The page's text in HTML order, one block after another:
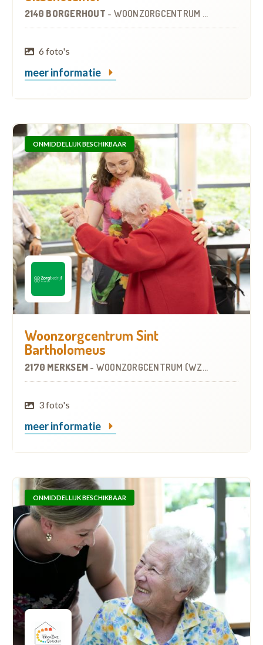
2140 BORGERHOUT - WOONZORGCENTRUM (WZC)
6 foto's
meer informatie
ONMIDDELLIJK BESCHIKBAAR
Woonzorgcentrum Sint
Bartholomeus
2170 MERKSEM - WOONZORGCENTRUM (WZC)
3 foto's
meer informatie
ONMIDDELLIJK BESCHIKBAAR